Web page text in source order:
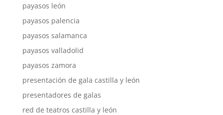
payasos león
payasos palencia
payasos salamanca
payasos valladolid
payasos zamora
presentación de gala castilla y león
presentadores de galas
red de teatros castilla y león